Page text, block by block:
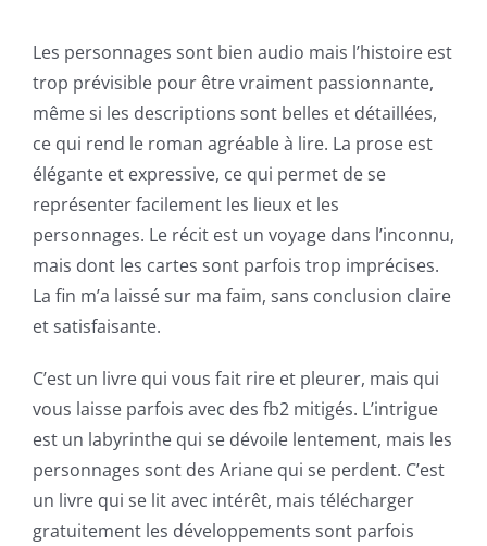
Les personnages sont bien audio mais l’histoire est
trop prévisible pour être vraiment passionnante,
même si les descriptions sont belles et détaillées,
ce qui rend le roman agréable à lire. La prose est
élégante et expressive, ce qui permet de se
représenter facilement les lieux et les
personnages. Le récit est un voyage dans l’inconnu,
mais dont les cartes sont parfois trop imprécises.
La fin m’a laissé sur ma faim, sans conclusion claire
et satisfaisante.
C’est un livre qui vous fait rire et pleurer, mais qui
vous laisse parfois avec des fb2 mitigés. L’intrigue
est un labyrinthe qui se dévoile lentement, mais les
personnages sont des Ariane qui se perdent. C’est
un livre qui se lit avec intérêt, mais télécharger
gratuitement les développements sont parfois